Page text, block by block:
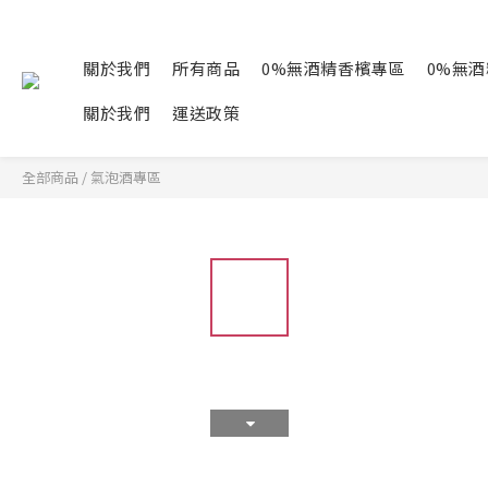
關於我們 所有商品 0%無酒精香檳專區
0%無
關於我們
運送政策
全部商品 / 氣泡酒專區